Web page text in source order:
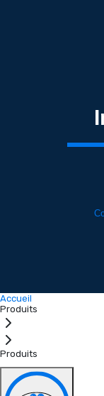
Accueil
Produits
Produits